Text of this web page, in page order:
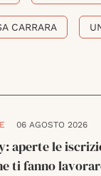
CARRARA
06 AGOSTO 2026
aperte le
ti fanno